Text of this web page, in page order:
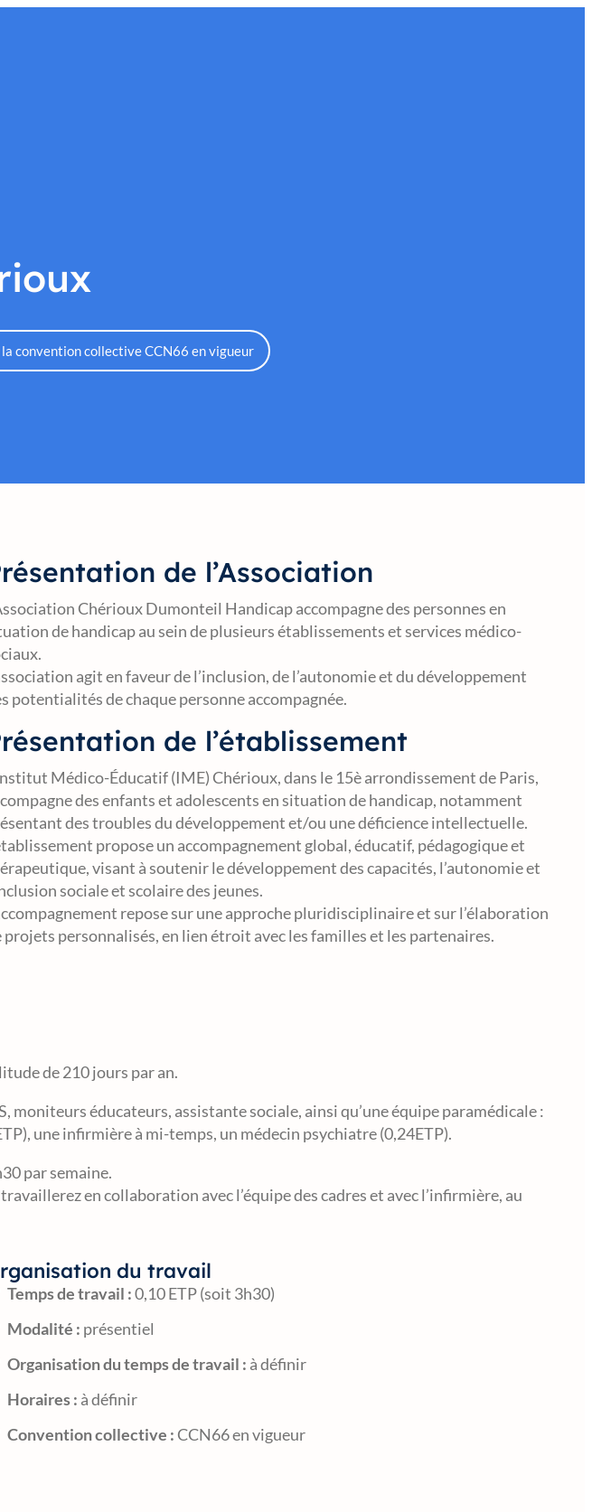
convention collective CCN66 en vigueur
de l’Association
Chérioux Dumonteil Handicap accompagne des personnes en
de handicap au sein de plusieurs établissements et services médico-
agit en faveur de l’inclusion, de l’autonomie et du développement
potentialités de chaque personne accompagnée.
de l’établissement
Médico-Éducatif (IME) Chérioux, dans le 15è arrondissement de Paris,
des enfants et adolescents en situation de handicap, notamment
des troubles du développement et/ou une déficience intellectuelle.
propose un accompagnement global, éducatif, pédagogique et
visant à soutenir le développement des capacités, l’autonomie et
sociale et scolaire des jeunes.
repose sur une approche pluridisciplinaire et sur l’élaboration
projets personnalisés, en lien étroit avec les familles et les partenaires.
de 210 jours par an.
moniteurs éducateurs, assistante sociale, ainsi qu’une équipe paramédicale :
une infirmière à mi-temps, un médecin psychiatre (0,24ETP).
par semaine.
en collaboration avec l’équipe des cadres et avec l’infirmière, au
du travail
Temps de travail :0,10 ETP (soit 3h30)
Modalité : présentiel
Organisation du temps de travail : à définir
Horaires : à définir
Convention collective :CCN66 en vigueur